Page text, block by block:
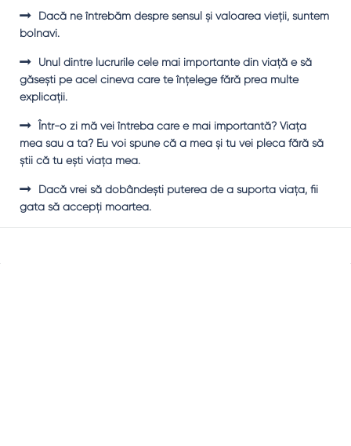
Dacă ne întrebăm despre sensul şi valoarea vieţii, suntem
bolnavi.
Unul dintre lucrurile cele mai importante din viaţă e să
găseşti pe acel cineva care te înţelege fără prea multe
explicaţii.
Într-o zi mă vei întreba care e mai importantă? Viaţa
mea sau a ta? Eu voi spune că a mea şi tu vei pleca fără să
ştii că tu eşti viaţa mea.
Dacă vrei să dobândeşti puterea de a suporta viaţa, fii
gata să accepţi moartea.